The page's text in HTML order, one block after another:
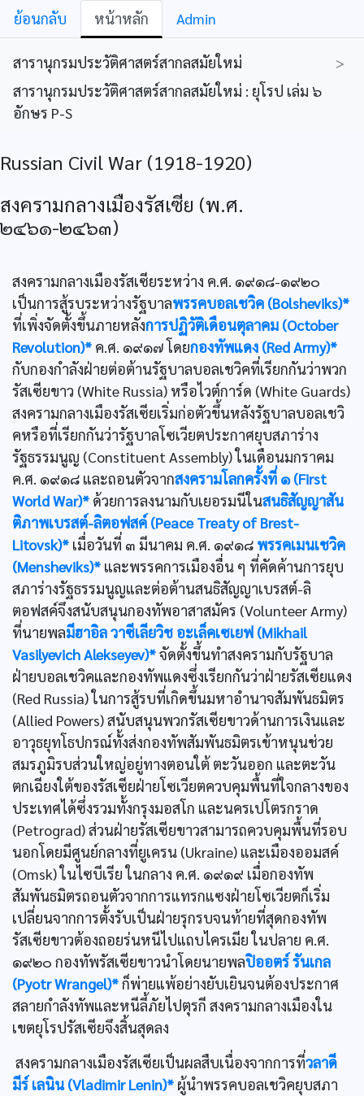
ย้อนกลับ หน้าหลัก Admin
สารานุกรมประวัติศาสตร์สากลสมัยใหม่
>
สารานุกรมประวัติศาสตร์สากลสมัยใหม่ : ยุโรป เล่ม ๖
อักษร P-S
Russian Civil War (1918-1920)
สงครามกลางเมืองรัสเซีย (พ.ศ.
๒๔๖๑-๒๔๖๓)
สงครามกลางเมืองรัสเซียระหว่าง ค.ศ. ๑๙๑๘-๑๙๒๐
เป็นการสู้รบระหว่างรัฐบาลพรรคบอลเชวิค (Bolsheviks)*
ที่เพิ่งจัดตั้งขึ้นภายหลังการปฏิวัติเดือนตุลาคม (October
Revolution)* ค.ศ. ๑๙๑๗ โดยกองทัพแดง (Red Army)*
กับกองกำลังฝ่ายต่อต้านรัฐบาลบอลเชวิคที่เรียกกันว่าพวก
รัสเซียขาว (White Russia) หรือไวต์การ์ด (White Guards)
สงครามกลางเมืองรัสเซียเริ่มก่อตัวขึ้นหลังรัฐบาลบอลเชวิ
คหรือที่เรียกกันว่ารัฐบาลโซเวียตประกาศยุบสภาร่าง
รัฐธรรมนูญ (Constituent Assembly) ในเดือนมกราคม
ค.ศ. ๑๙๑๘ และถอนตัวจากสงครามโลกครั้งที่ ๑ (First
World War)* ด้วยการลงนามกับเยอรมนีในสนธิสัญญาสัน
ติภาพเบรสต์-ลิตอฟสค์ (Peace Treaty of Brest-
Litovsk)* เมื่อวันที่ ๓ มีนาคม ค.ศ. ๑๙๑๘ พรรคเมนเชวิค
(Mensheviks)* และพรรคการเมืองอื่น ๆ ที่คัดค้านการยุบ
สภาร่างรัฐธรรมนูญและต่อต้านสนธิสัญญาเบรสต์-ลิ
ตอฟสค์จึงสนับสนุนกองทัพอาสาสมัคร (Volunteer Army)
ที่นายพลมีฮาอิล วาซีเลียวิช อะเล็คเซเยฟ (Mikhail
Vasilyevich Alekseyev)*จัดตั้งขึ้นทำสงครามกับรัฐบาล
ฝ่ายบอลเชวิคและกองทัพแดงซึ่งเรียกกันว่าฝ่ายรัสเซียแดง
(Red Russia) ในการสู้รบที่เกิดขึ้นมหาอำนาจสัมพันธมิตร
(Allied Powers) สนับสนุนพวกรัสเซียขาวด้านการเงินและ
อาวุธยุทโธปกรณ์ทั้งส่งกองทัพสัมพันธมิตรเข้าหนุนช่วย
สมรภูมิรบส่วนใหญ่อยู่ทางตอนใต้ ตะวันออก และตะวัน
ตกเฉียงใต้ของรัสเซียฝ่ายโซเวียตควบคุมพื้นที่ใจกลางของ
ประเทศได้ซึ่งรวมทั้งกรุงมอสโก และนครเปโตรกราด
(Petrograd) ส่วนฝ่ายรัสเซียขาวสามารถควบคุมพื้นที่รอบ
นอกโดยมีศูนย์กลางที่ยูเครน (Ukraine) และเมืองออมสค์
(Omsk) ในไซบีเรีย ในกลาง ค.ศ. ๑๙๑๙ เมื่อกองทัพ
สัมพันธมิตรถอนตัวจากการแทรกแซงฝ่ายโซเวียตก็เริ่ม
เปลี่ยนจากการตั้งรับเป็นฝ่ายรุกรบจนท้ายที่สุดกองทัพ
รัสเซียขาวต้องถอยร่นหนีไปแถบไครเมีย ในปลาย ค.ศ.
๑๙๒๐ กองทัพรัสเซียขาวนำโดยนายพลปิออตร์ รันเกล
(Pyotr Wrangel)*ก็พ่ายแพ้อย่างยับเยินจนต้องประกาศ
สลายกำลังทัพและหนีลี้ภัยไปตุรกี สงครามกลางเมืองใน
เขตยุโรปรัสเซียจึงสิ้นสุดลง
สงครามกลางเมืองรัสเซียเป็นผลสืบเนื่องจากการที่วลาดี
มีร์ เลนิน (Vladimir Lenin)* ผู้นำพรรคบอลเชวิคยุบสภา